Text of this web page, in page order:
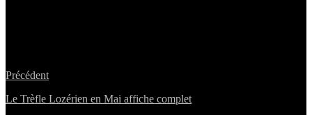
Précédent
Le Trèfle Lozérien en Mai affiche complet